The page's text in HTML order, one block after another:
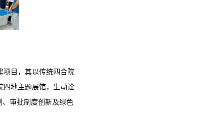
项目，其以传统四合院
四地主题展馆，生动诠
、审批制度创新及绿色